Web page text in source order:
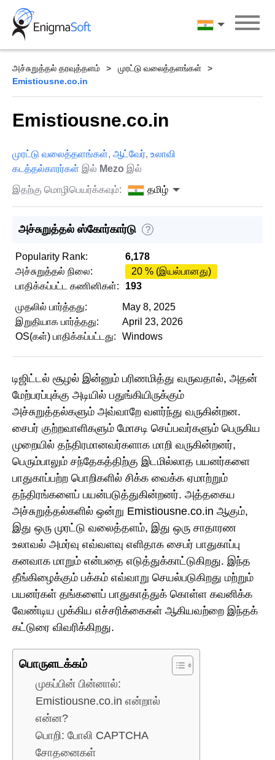
Skip
content
தமிழ்
அச்சுறுத்தல் தரவுத்தளம்
முரட்டு வலைத்தளங்கள்
Emistiousne.co.in
Emistiousne.co.in
முரட்டு வலைத்தளங்கள், ஆட்வேர், உலாவி
கடத்தல்காரர்கள் இல் Mezo இல்
இதற்கு மொழிபெயர்க்கவும்:
தமிழ்
அச்சுறுத்தல் ஸ்கோர்கார்டு ?
Popularity Rank:
6,178
அச்சுறுத்தல் நிலை:
20 % (இயல்பானது)
பாதிக்கப்பட்ட கணினிகள்:
193
முதலில் பார்த்தது:
May 8, 2025
இறுதியாக பார்த்தது:
April 23, 2026
OS(கள்) பாதிக்கப்பட்டது:
Windows
டிஜிட்டல் சூழல் இன்னும் பரிணமித்து வருவதால், அதன்
மேற்பரப்புக்கு அடியில் பதுங்கியிருக்கும்
அச்சுறுத்தல்களும் அவ்வாறே வளர்ந்து வருகின்றன.
சைபர் குற்றவாளிகளும் மோசடி செய்பவர்களும் பெருகிய
முறையில் தந்திரமானவர்களாக மாறி வருகின்றனர்,
பெரும்பாலும் சந்தேகத்திற்கு இடமில்லாத பயனர்களை
பாதுகாப்பற்ற பொறிகளில் சிக்க வைக்க ஏமாற்றும்
தந்திரங்களைப் பயன்படுத்துகின்றனர். அத்தகைய
அச்சுறுத்தல்களில் ஒன்று Emistiousne.co.in ஆகும்,
இது ஒரு முரட்டு வலைத்தளம், இது ஒரு சாதாரண
உலாவல் அமர்வு எவ்வளவு எளிதாக சைபர் பாதுகாப்பு
கனவாக மாறும் என்பதை எடுத்துக்காட்டுகிறது. இந்த
தீங்கிழைக்கும் பக்கம் எவ்வாறு செயல்படுகிறது மற்றும்
பயனர்கள் தங்களைப் பாதுகாத்துக் கொள்ள கவனிக்க
வேண்டிய முக்கிய எச்சரிக்கைகள் ஆகியவற்றை இந்தக்
கட்டுரை விவரிக்கிறது.
பொருளடக்கம்
முகப்பின் பின்னால்:
Emistiousne.co.in என்றால்
என்ன?
பொறி: போலி CAPTCHA
சோதனைகள்